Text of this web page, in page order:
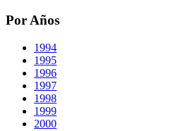
Por Años
1994
1995
1996
1997
1998
1999
2000